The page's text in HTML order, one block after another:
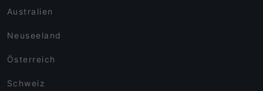
Australien
Neuseeland
Österreich
Schweiz